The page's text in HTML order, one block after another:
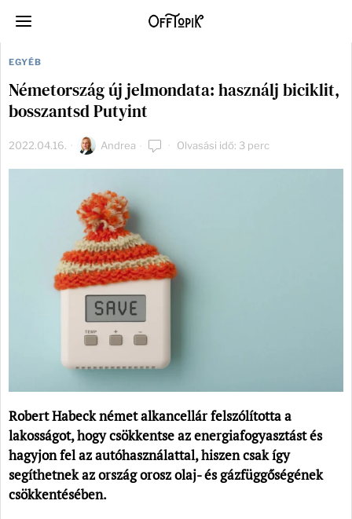
EGYÉB
Németország új jelmondata: használj biciklit,
bosszantsd Putyint
2022.04.16. Andrea Olvasási idő: 3 perc
Robert Habeck német alkancellár felszólította a
lakosságot, hogy csökkentse az energiafogyasztást és
hagyjon fel az autóhasználattal, hiszen csak így
segíthetnek az ország orosz olaj- és gázfüggőségének
csökkentésében.